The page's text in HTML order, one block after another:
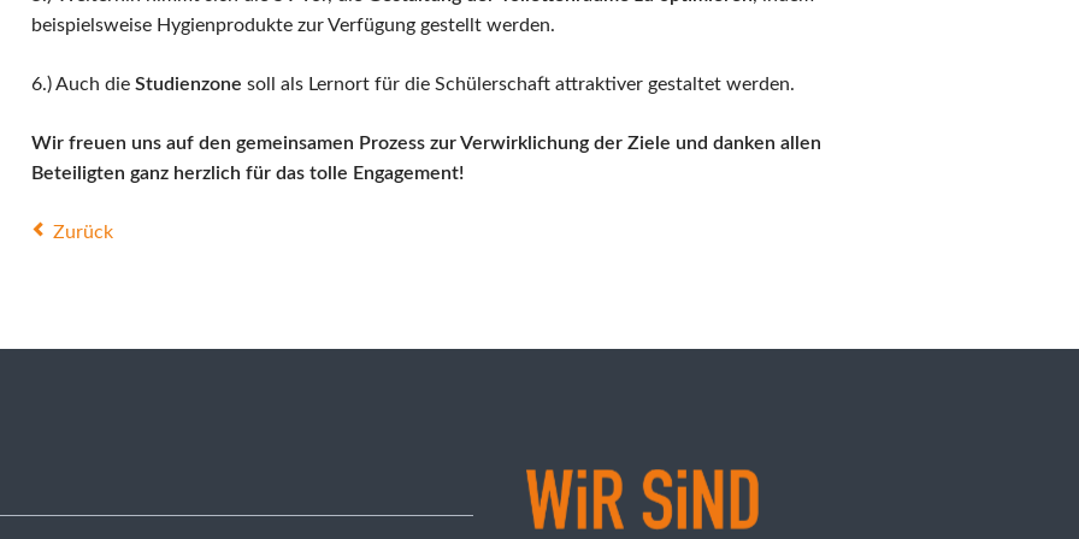
beispielsweise Hygienprodukte zur Verfügung gestellt werden.
6.) Auch die Studienzone soll als Lernort für die Schülerschaft attraktiver gestaltet werden.
Wir freuen uns auf den gemeinsamen Prozess zur Verwirklichung der Ziele und danken allen
Beteiligten ganz herzlich für das tolle Engagement!
Zurück